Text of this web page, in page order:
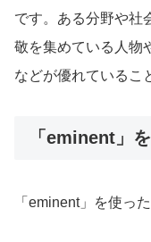
です。ある分野や社
敬を集めている人物
などが優れているこ
「eminent」
「eminent」を使っ